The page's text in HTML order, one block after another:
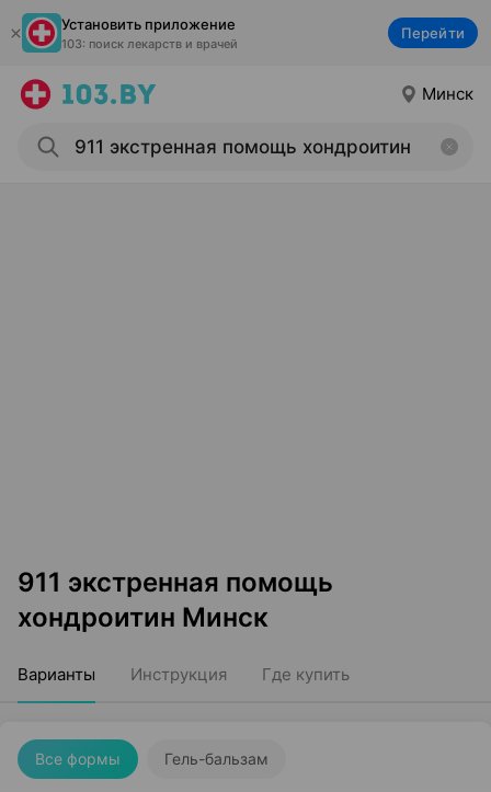
Установить приложение
103: поиск лекарств и врачей
Перейти
Минск
911 экстренная помощь
хондроитин Минск
Варианты Инструкция Где купить
Все формы Гель-бальзам